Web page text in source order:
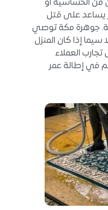
من الحساسية أو
يساعد على قتل
جوهرة مكة توصي
سيما إذا كان المنزل
تجارب العملاء
في إطالة عمر